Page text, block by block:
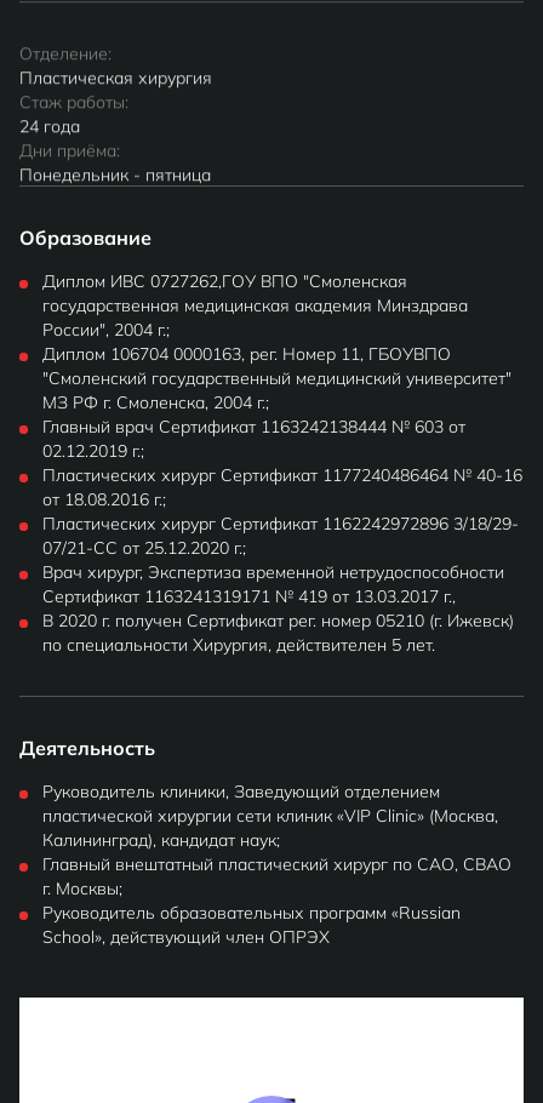
Отделение:
Пластическая хирургия
Стаж работы:
24 года
Дни приёма:
Понедельник - пятница
Образование
Диплом ИВС 0727262,ГОУ ВПО "Смоленская
государственная медицинская академия Минздрава
России", 2004 г.;
Диплом 106704 0000163, рег. Номер 11, ГБОУВПО
"Смоленский государственный медицинский университет"
МЗ РФ г. Смоленска, 2004 г.;
Главный врач Сертификат 1163242138444 № 603 от
02.12.2019 г.;
Пластических хирург Сертификат 1177240486464 № 40-16
от 18.08.2016 г.;
Пластических хирург Сертификат 1162242972896 3/18/29-
07/21-СС от 25.12.2020 г.;
Врач хирург, Экспертиза временной нетрудоспособности
Сертификат 1163241319171 № 419 от 13.03.2017 г.,
В 2020 г. получен Сертификат рег. номер 05210 (г. Ижевск)
по специальности Хирургия, действителен 5 лет.
Деятельность
Руководитель клиники, Заведующий отделением
пластической хирургии сети клиник «VIP Clinic» (Москва,
Калининград), кандидат наук;
Главный внештатный пластический хирург по САО, СВАО
г. Москвы;
Руководитель образовательных программ «Russian
School», действующий член ОПРЭХ